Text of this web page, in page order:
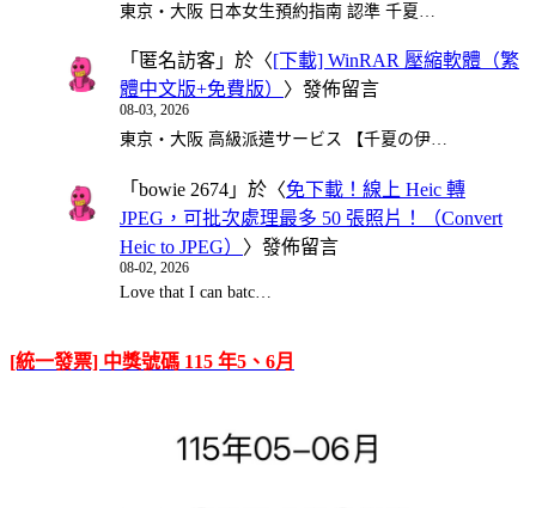
東京・大阪 日本女生預約指南 認準 千夏…
「 匿名訪客 」於〈[下載] WinRAR 壓縮軟體（繁
體中文版+免費版） 〉發佈留言
08-03, 2026
東京・大阪 高級派遣サービス 【千夏の伊…
「 bowie 2674 」於〈免下載！線上 Heic 轉
JPEG，可批次處理最多 50 張照片！（Convert
Heic to JPEG） 〉發佈留言
08-02, 2026
Love that I can batc…
[統一發票] 中獎號碼 115 年5、6月